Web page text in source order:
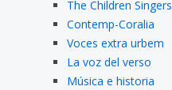
The Children Singers
Contemp-Coralia
Voces extra urbem
La voz del verso
Música e historia